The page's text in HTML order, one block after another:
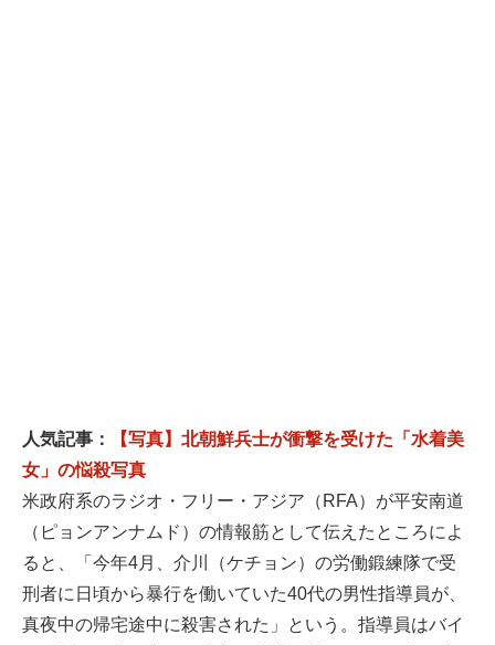
人気記事：
【写真】北朝鮮兵士が衝撃を受けた「水着美
女」の悩殺写真
米政府系のラジオ・フリー・アジア（RFA）が平安南道
（ピョンアンナムド）の情報筋として伝えたところによ
ると、「今年4月、介川（ケチョン）の労働鍛練隊で受
刑者に日頃から暴行を働いていた40代の男性指導員が、
真夜中の帰宅途中に殺害された」という。指導員はバイ